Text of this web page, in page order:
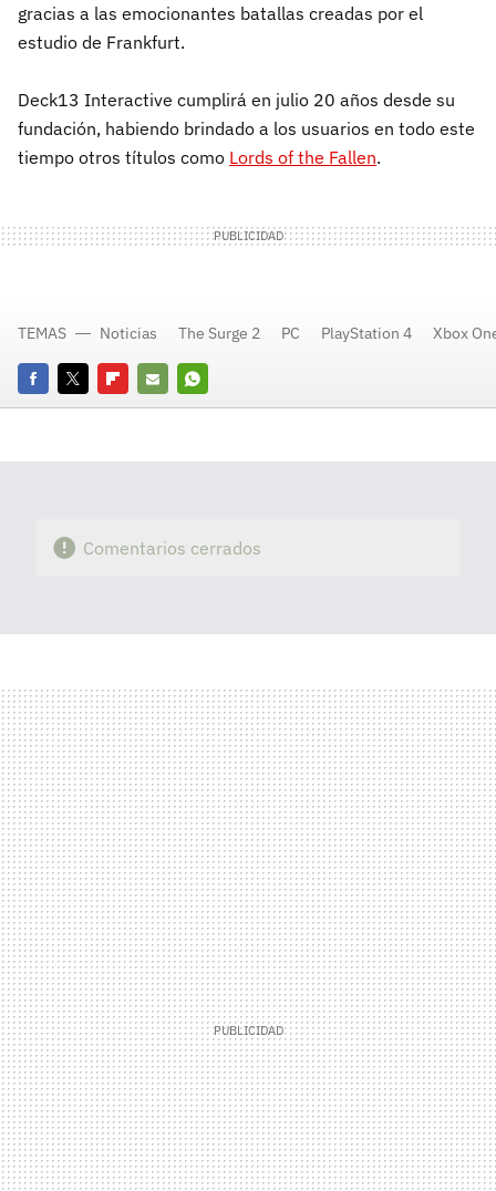
gracias a las emocionantes batallas creadas por el
estudio de Frankfurt.
Deck13 Interactive cumplirá en julio 20 años desde su
fundación, habiendo brindado a los usuarios en todo este
tiempo otros títulos como Lords of the Fallen.
FacebookTwitterFlipboard
E-
Whatsapp
TEMAS Noticias The Surge 2 PC PlayStation 4 Xbox
Comentarios cerrados